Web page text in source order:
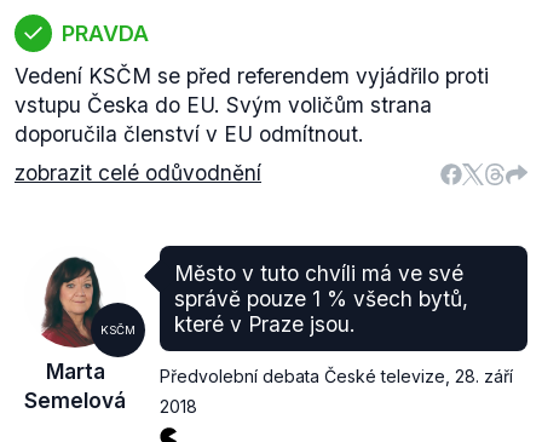
PRAVDA
Vedení KSČM se před referendem vyjádřilo proti
vstupu Česka do EU. Svým voličům strana
doporučila členství v EU odmítnout.
zobrazit celé odůvodnění
KSČM
Marta
Semelová
Město v tuto chvíli má ve své
správě pouze 1 % všech bytů,
které v Praze jsou.
Předvolební debata České televize 28. září
2018